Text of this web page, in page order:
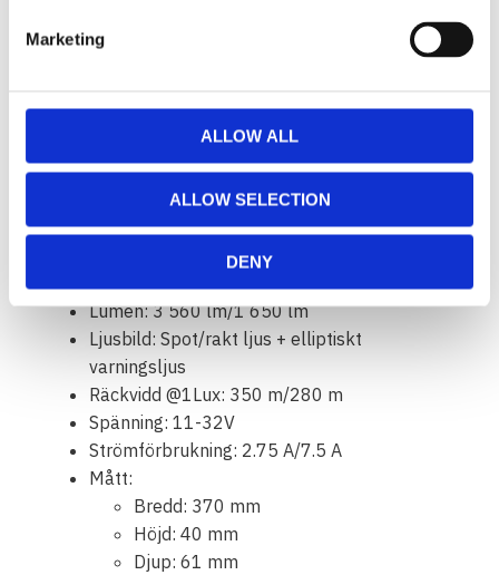
Marketing
ALLOW ALL
ALLOW SELECTION
DENY
varningsljus i ett
Oerhört tålig med IP68/IP69K-klassning
7 års funktionsgaranti från Vision X
E-märkt: Ja
Watt: 33 W/90 W (E-märkt/E-boost)
LED: 9 st CREE XPL-HI LED
Lumen: 3 560 lm/1 650 lm
Ljusbild: Spot/rakt ljus + elliptiskt
varningsljus
Räckvidd @1Lux: 350 m/280 m
Spänning: 11-32V
Strömförbrukning: 2.75 A/7.5 A
Mått:
Bredd: 370 mm
Höjd: 40 mm
Djup: 61 mm